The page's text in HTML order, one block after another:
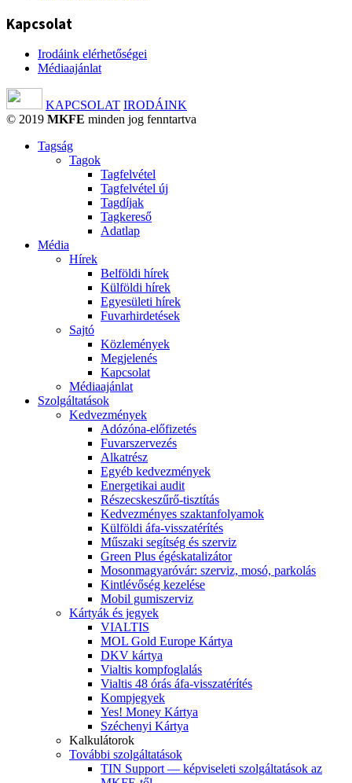
Kapcsolat
Irodáink elérhetőségei
Médiaajánlat
KAPCSOLAT IRODÁINK
© 2019 MKFE minden jog fenntartva
Tagság
Tagok
Tagfelvétel
Tagfelvétel új
Tagdíjak
Tagkereső
Adatlap
Média
Hírek
Belföldi hírek
Külföldi hírek
Egyesületi hírek
Fuvarhirdetések
Sajtó
Közlemények
Megjelenés
Kapcsolat
Médiaajánlat
Szolgáltatások
Kedvezmények
Adózóna-előfizetés
Fuvarszervezés
Alkatrész
Egyéb kedvezmények
Energetikai audit
Részecskeszűrő-tisztítás
Kedvezményes szaktanfolyamok
Külföldi áfa-visszatérítés
Műszaki segítség és szerviz
Green Plus égéskatalizátor
Mosonmagyaróvár: szerviz, mosó, parkolás
Kintlévőség kezelése
Mobil gumiszerviz
Kártyák és jegyek
VIALTIS
MOL Gold Europe Kártya
DKV kártya
Vialtis kompfoglalás
Vialtis 48 órás áfa-visszatérítés
Kompjegyek
Yes! Money Kártya
Széchenyi Kártya
Kalkulátorok
További szolgáltatások
TIN Support — képviseleti szolgáltatások az